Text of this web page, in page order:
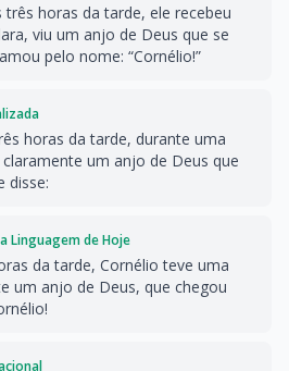
horas da tarde, ele recebeu
viu um anjo de Deus que se
pelo nome: “Cornélio!”
horas da tarde, durante uma
um anjo de Deus que
disse:
Linguagem de Hoje
da tarde, Cornélio teve uma
um anjo de Deus, que chegou